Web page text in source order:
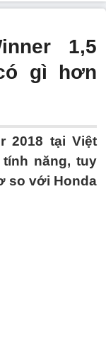
1,5
gì hơn
2018 tại Việt
năng, tuy
so với Honda